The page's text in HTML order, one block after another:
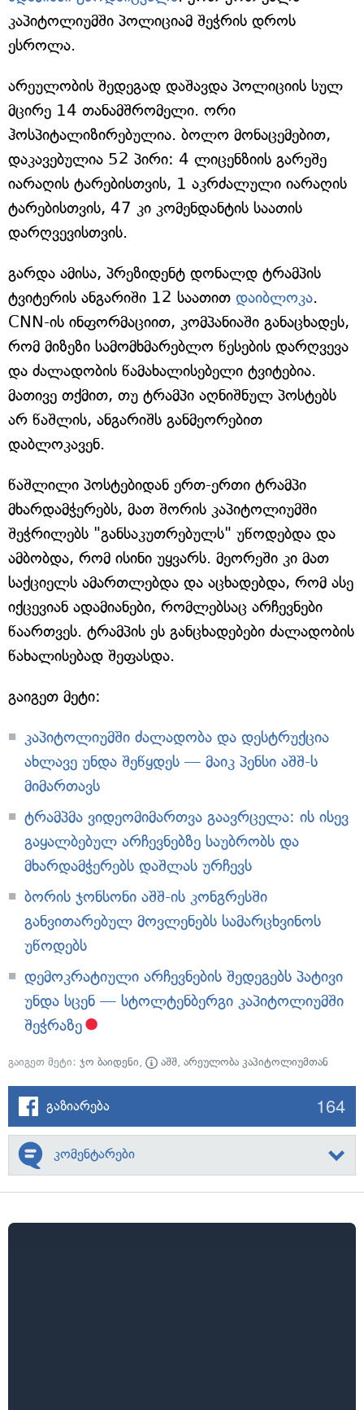
კაპიტოლიუმში პოლიციამ შეჭრის დროს
ესროლა.
არეულობის შედეგად დაშავდა პოლიციის სულ
მცირე 14 თანამშრომელი. ორი
ჰოსპიტალიზირებულია. ბოლო მონაცემებით,
დაკავებულია 52 პირი: 4 ლიცენზიის გარეშე
იარაღის ტარებისთვის, 1 აკრძალული იარაღის
ტარებისთვის, 47 კი კომენდანტის საათის
დარღვევისთვის.
გარდა ამისა, პრეზიდენტ დონალდ ტრამპის
ტვიტერის ანგარიში 12 საათით დაიბლოკა.
CNN-ის ინფორმაციით, კომპანიაში განაცხადეს,
რომ მიზეზი სამომხმარებლო წესების დარღვევა
და ძალადობის წამახალისებელი ტვიტებია.
მათივე თქმით, თუ ტრამპი აღნიშნულ პოსტებს
არ წაშლის, ანგარიშს განმეორებით
დაბლოკავენ.
წაშლილი პოსტებიდან ერთ-ერთი ტრამპი
მხარდამჭერებს, მათ შორის კაპიტოლიუმში
შეჭრილებს "განსაკუთრებულს" უწოდებდა და
ამბობდა, რომ ისინი უყვარს. მეორეში კი მათ
საქციელს ამართლებდა და აცხადებდა, რომ ასე
იქცევიან ადამიანები, რომლებსაც არჩევნები
წაართვეს. ტრამპის ეს განცხადებები ძალადობის
წახალისებად შეფასდა.
გაიგეთ მეტი:
კაპიტოლიუმში ძალადობა და დესტრუქცია
ახლავე უნდა შეწყდეს — მაიკ პენსი აშშ-ს
მიმართავს
ტრამპმა ვიდეომიმართვა გაავრცელა: ის ისევ
გაყალბებულ არჩევნებზე საუბრობს და
მხარდამჭერებს დაშლას ურჩევს
ბორის ჯონსონი აშშ-ის კონგრესში
განვითარებულ მოვლენებს სამარცხვინოს
უწოდებს
დემოკრატიული არჩევნების შედეგებს პატივი
უნდა სცენ — სტოლტენბერგი კაპიტოლიუმში
შეჭრაზე
გაიგეთ მეტი: ჯო ბაიდენი, აშშ, არეულობა კაპიტოლიუმთან
გაზიარება 164
კომენტარები